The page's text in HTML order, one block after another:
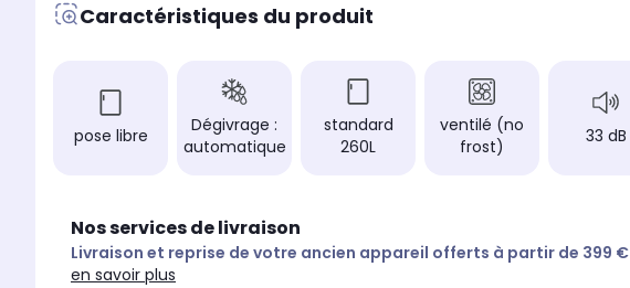
Caractéristiques du produit
pose libre
Dégivrage :
automatique
standard
260L
ventilé (no
frost)
33 dB
Nos services de livraison
Livraison et reprise de votre ancien appareil offerts à partir de 399 €
en savoir plus